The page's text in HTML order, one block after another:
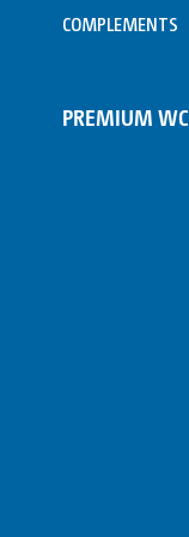
COMPLEMENTS
PREMIUM WC